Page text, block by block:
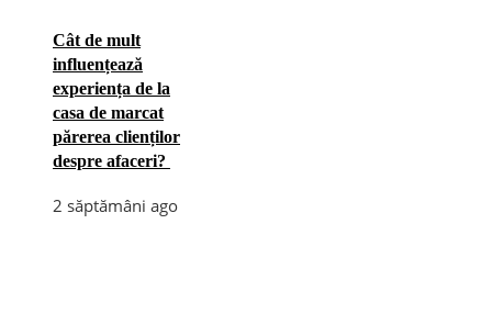
Cât de mult
influențează
experiența de la
casa de marcat
părerea clienților
despre afaceri?
2 săptămâni ago